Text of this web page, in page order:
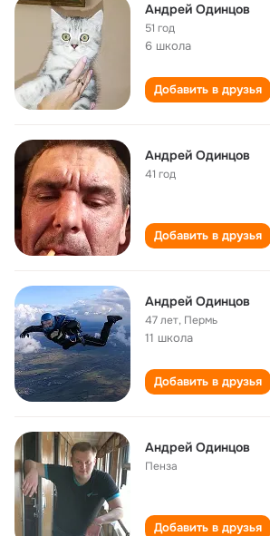
Андрей Одинцов
51 год
6 школа
Добавить в друзья
Андрей Одинцов
41 год
Добавить в друзья
Андрей Одинцов
47 лет, Пермь
11 школа
Добавить в друзья
Андрей Одинцов
Пенза
Добавить в друзья